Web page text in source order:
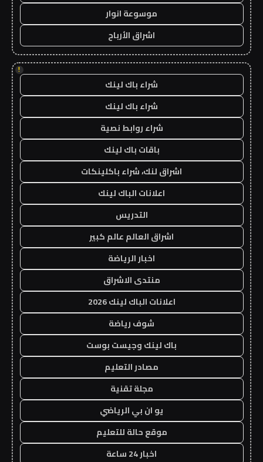
موسوعة انوار
اشراق الأرباح
!
شراء باك لينك
شراء باك لينك
شراء روابط نصية
باقات باك لينك
اشراق لنك، شراء باكلينكات
اعلانات الباك لينك
التدريس
اشراق العالم عالم كبير
اخبار الرياضة
منتدى الاشراق
اعلانات الباك لينك 2026
شوف رياضة
باك لينك وجيست بوست
مصادر التعليم
مجلة تقنية
يو ان بي الرياضي
موقع حالة للتعليم
اخبار 24 ساعة